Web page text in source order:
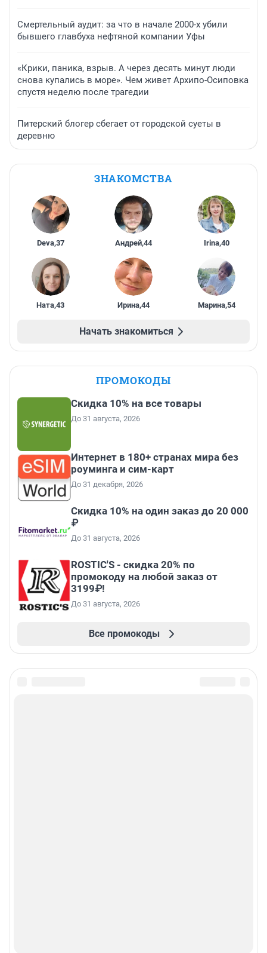
Смертельный аудит: за что в начале 2000-х убили
бывшего главбуха нефтяной компании Уфы
«Крики, паника, взрыв. А через десять минут люди
снова купались в море». Чем живет Архипо-Осиповка
спустя неделю после трагедии
Питерский блогер сбегает от городской суеты в
деревню
ЗНАКОМСТВА
Deva,37 Андрей,44 Irina,40
Ната,43 Ирина,44 Марина,54
Начать знакомиться
ПРОМОКОДЫ
Скидка 10% на все товары
До 31 августа, 2026
Интернет в 180+ странах мира без
роуминга и сим-карт
До 31 декабря, 2026
Скидка 10% на один заказ до 20 000
₽
До 31 августа, 2026
ROSTIC'S - скидка 20% по
промокоду на любой заказ от
3199₽!
До 31 августа, 2026
Все промокоды